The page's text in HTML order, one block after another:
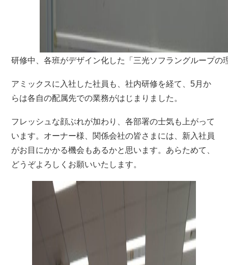
研修中、各班がデザイン化した「三光ソフラングループの
アミックスに入社した社員も、社内研修を経て、5月か
らは各自の配属先での業務がはじまりました。
フレッシュな顔ぶれが加わり、各部署の士気も上がって
います。オーナー様、関係会社の皆さまには、新入社員
がお目にかかる機会もあるかと思います。あらためて、
どうぞよろしくお願いいたします。